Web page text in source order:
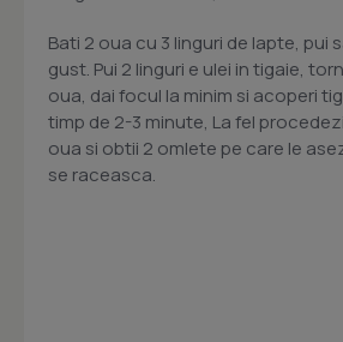
Bati 2 oua cu 3 linguri de lapte, pui
gust. Pui 2 linguri e ulei in tigaie,
oua, dai focul la minim si acoperi
timp de 2-3 minute, La fel
oua si obtii 2 omlete pe care le
se raceasca.